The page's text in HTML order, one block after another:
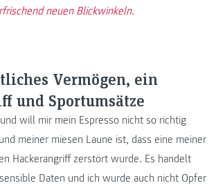
neuen Blickwinkeln.
Vermögen, ein
und Sportumsätze
will mir mein Espresso nicht so richtig
meiner miesen Laune ist, dass eine meiner
Hackerangriff zerstört wurde. Es handelt
Daten und ich wurde auch nicht Opfer